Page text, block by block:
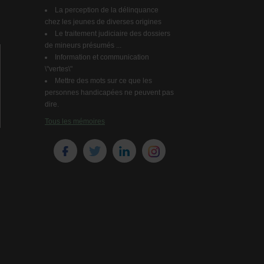
La perception de la délinquance
chez les jeunes de diverses origines
Le traitement judiciaire des dossiers
de mineurs présumés ...
Information et communication
\"vertes\"
Mettre des mots sur ce que les
personnes handicapées ne peuvent pas
dire.
Tous les mémoires